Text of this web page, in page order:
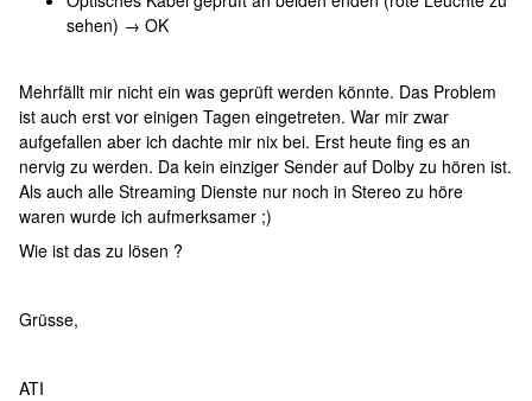
sehen) → OK
Mehrfällt mir nicht ein was geprüft werden könnte. Das Problem
ist auch erst vor einigen Tagen eingetreten. War mir zwar
aufgefallen aber ich dachte mir nix bei. Erst heute fing es an
nervig zu werden. Da kein einziger Sender auf Dolby zu hören ist.
Als auch alle Streaming Dienste nur noch in Stereo zu höre
waren wurde ich aufmerksamer ;)
Wie ist das zu lösen ?
Grüsse,
ATI